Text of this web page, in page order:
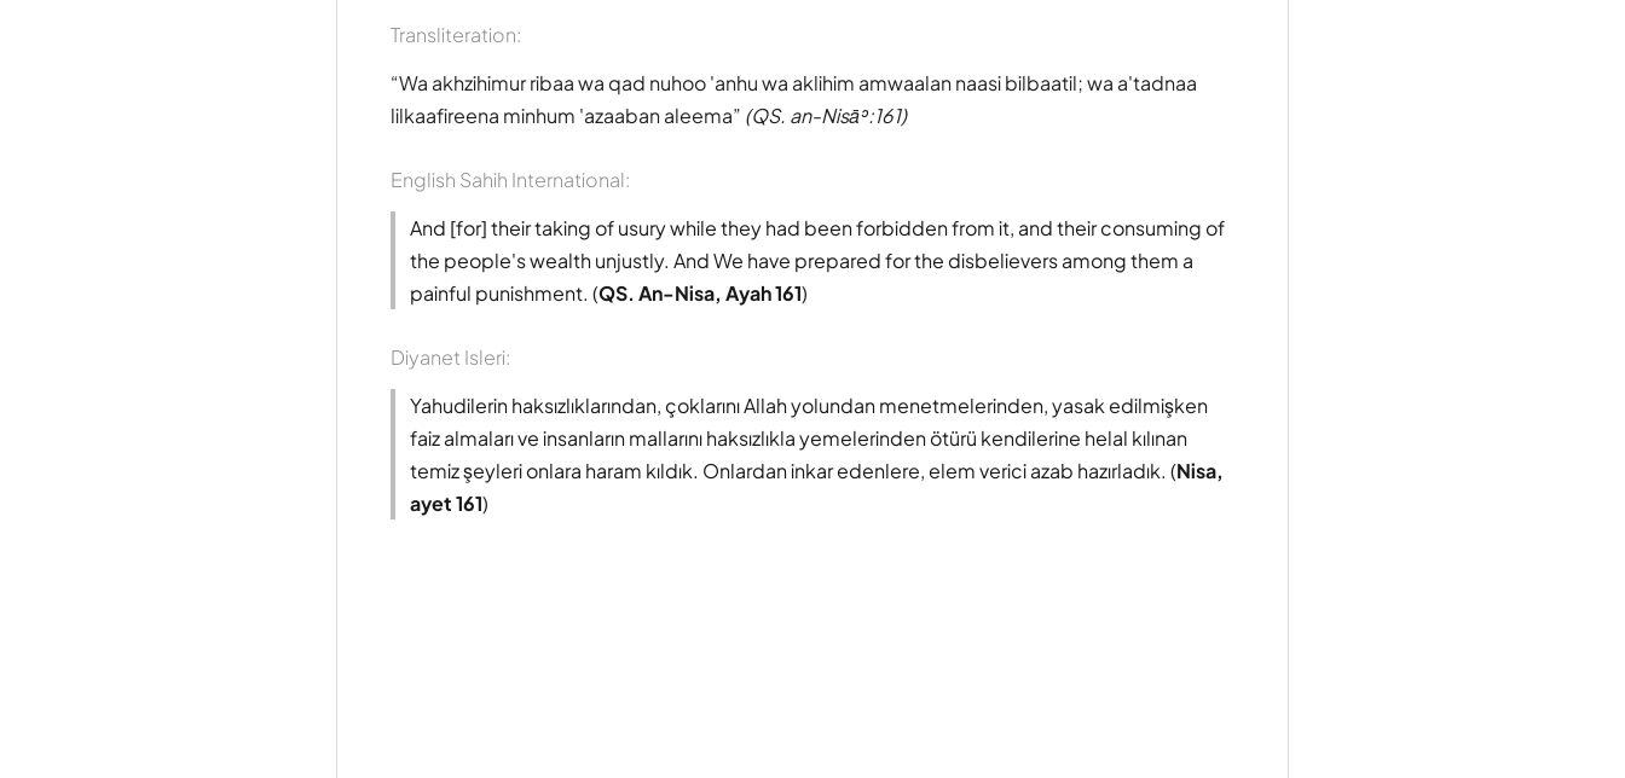
Transliteration:
Wa akhzihimur ribaa wa qad nuhoo 'anhu wa aklihim amwaalan naasi bilbaatil; wa a'tadnaa
lilkaafireena minhum 'azaaban aleema (QS. an-Nisāʾ:161)
English Sahih International:
And [for] their taking of usury while they had been forbidden from it, and their consuming of
the people's wealth unjustly. And We have prepared for the disbelievers among them a
painful punishment. (QS. An-Nisa, Ayah 161)
Diyanet Isleri:
Yahudilerin haksızlıklarından, çoklarını Allah yolundan menetmelerinden, yasak edilmişken
faiz almaları ve insanların mallarını haksızlıkla yemelerinden ötürü kendilerine helal kılınan
temiz şeyleri onlara haram kıldık. Onlardan inkar edenlere, elem verici azab hazırladık. (Nisa,
ayet 161)